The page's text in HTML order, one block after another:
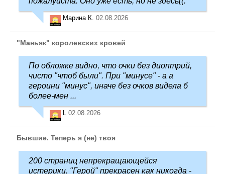
Марина К. 02.08.2026
"Маньяк" королевских кровей
По обложке видно, что очки без диоптрий,
чисто "чтоб были". При "минусе" - а а
героини "минус", иначе без очков видела б
более-мен ...
L 02.08.2026
Бывшие. Теперь я (не) твоя
200 страниц непрекращающейся
истерики. "Герой" прекрасен как никогда -